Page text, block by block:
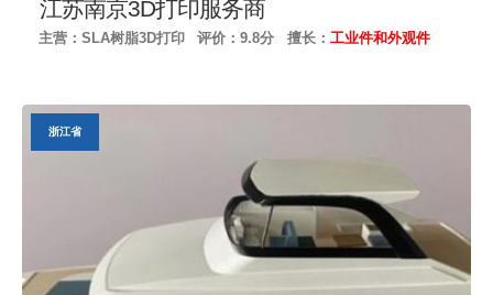
江苏南京3D打印服务商
主营：SLA树脂3D打印 评价：9.8分 擅长： 工业件和外观件
浙江省